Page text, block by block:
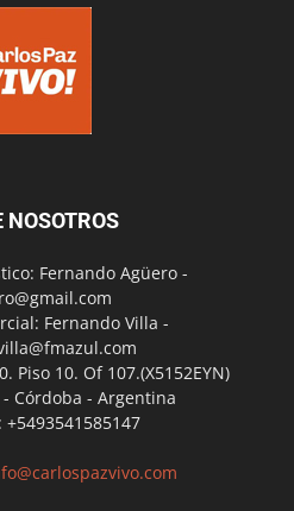
NOSOTROS
Fernando Agüero -
Fernando Villa -
Piso 10. Of 107.(X5152EYN)
- Córdoba - Argentina